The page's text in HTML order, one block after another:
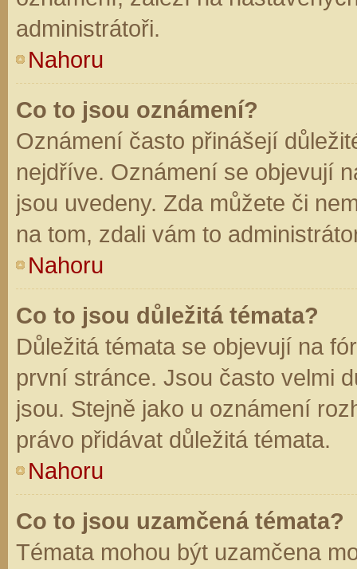
administrátoři.
Nahoru
Co to jsou oznámení?
Oznámení často přinášejí
nejdříve. Oznámení se objevují
jsou uvedeny. Zda můžete či
na tom, zdali vám to
Nahoru
Co to jsou důležitá témata?
Důležitá témata se objevují na
první stránce. Jsou často velmi
jsou. Stejně jako u oznámení
právo přidávat důležitá témata.
Nahoru
Co to jsou uzamčená témata?
Témata mohou být uzamčena